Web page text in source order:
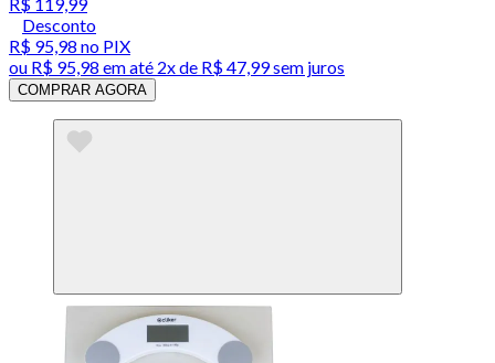
Desconto
R$ 95,98 no PIX
ou R$ 95,98 em até 2x de R$ 47,99 sem juros
COMPRAR AGORA